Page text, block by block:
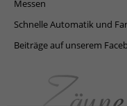
Messen
Schnelle Automatik und
Beiträge auf unserem